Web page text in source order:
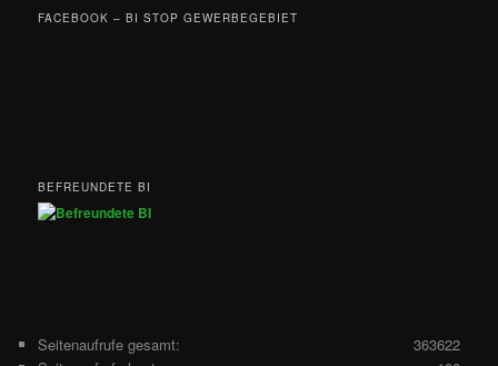
FACEBOOK – BI STOP GEWERBEGEBIET
BEFREUNDETE BI
363622
Seitenaufrufe gesamt: